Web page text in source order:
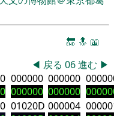
🔚 🔝 📖
◀ 戻る 06進む ▶
000000
000000
000000
000000
01020D 000004